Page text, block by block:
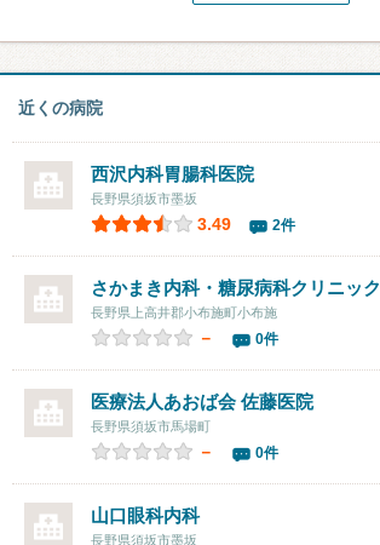
近くの病院
西沢内科胃腸科医院
長野県須坂市墨坂
3.49 2件
さかまき内科・糖尿病科クリニック
長野県上高井郡小布施町小布施
－ 0件
医療法人あおば会佐藤医院
長野県須坂市馬場町
－ 0件
山口眼科内科
長野県須坂市墨坂